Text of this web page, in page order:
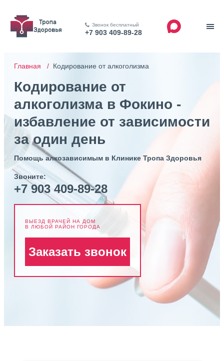
Звонок бесплатный
+7 903 409-89-28
Главная / Кодирование от алкоголизма
Кодирование от
алкоголизма в Фокино -
избавление от зависимости
за один день
Помощь алкозависимым в Клинике Тропа Здоровья
Звоните:
+7 903 409-89-28
ВЫЕЗД ВРАЧЕЙ НА ДОМ
В ЛЮБОЙ РАЙОН ГОРОДА
Заказать звонок